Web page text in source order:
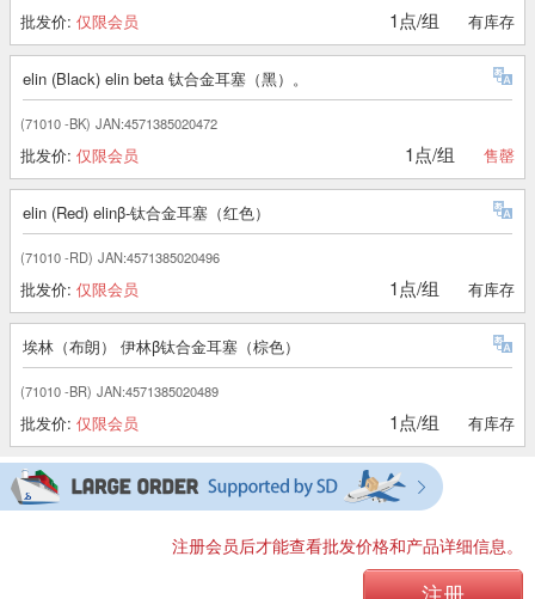
批发价: 仅限会员 1点/组 有库存
elin (Black) elin beta 钛合金耳塞（黑）。
(71010 -BK) JAN:4571385020472
批发价: 仅限会员 1点/组 售罄
elin (Red) elinβ-钛合金耳塞（红色）
(71010 -RD) JAN:4571385020496
批发价: 仅限会员 1点/组 有库存
埃林（布朗） 伊林β钛合金耳塞（棕色）
(71010 -BR) JAN:4571385020489
批发价: 仅限会员 1点/组 有库存
注册会员后才能查看批发价格和产品详细信息。